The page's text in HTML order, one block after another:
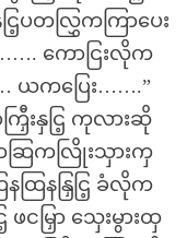
ပတလြွှကကြာပေး
ကောငြးလိုက
ယကပြေး…….”
းနှငြ့ ကုလားဆို
ြကလြိုးသှားကှ
ထြနနြှငြ့ ခံလိုက
ဖငမြှာ သှေးမွားထှ